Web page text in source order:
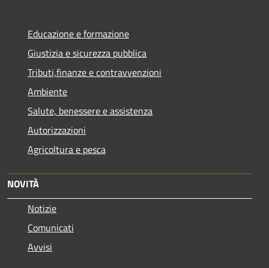
Educazione e formazione
Giustizia e sicurezza pubblica
Tributi,finanze e contravvenzioni
Ambiente
Salute, benessere e assistenza
Autorizzazioni
Agricoltura e pesca
NOVITÀ
Notizie
Comunicati
Avvisi